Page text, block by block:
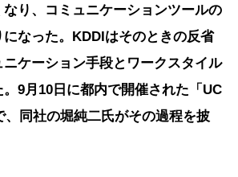
り、コミュニケーションツールの
なった。KDDIはそのときの反省
ケーション手段とワークスタイル
9月10日に都内で開催された「UC
、同社の堀純二氏がその過程を披